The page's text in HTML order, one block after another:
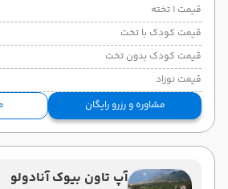
قیمت 1 تخته
قیمت کودک با تخت
قیمت کودک بدون تخت
قیمت نوزاد
مشاوره و رزرو رایگان
آپ تاون بیوک آنادولو